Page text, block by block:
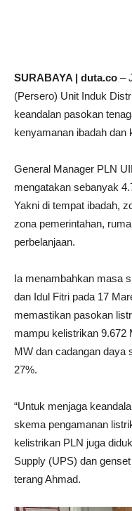
SURABAYA | duta.co –
(Persero) Unit Induk
keandalan pasokan
kenyamanan ibadah dan
General Manager PLN
mengatakan sebanyak
Yakni di tempat ibadah,
zona pemerintahan,
perbelanjaan.
Ia menambahkan masa
dan Idul Fitri pada 17
memastikan pasokan
mampu kelistrikan 9.672
MW dan cadangan daya
27%.
“Untuk menjaga
skema pengamanan
kelistrikan PLN juga
Supply (UPS) dan
terang Ahmad.